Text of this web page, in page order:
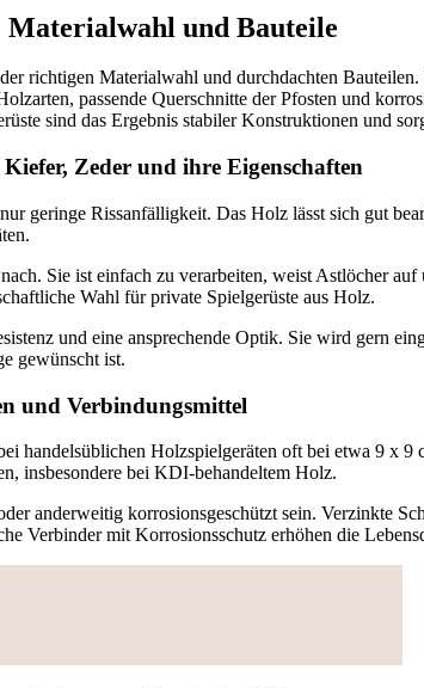
und Bauteile
richtigen Materialwahl und durchdachten
passende Querschnitte der Pfosten und
sind das Ergebnis stabiler Konstruktionen und
Zeder und ihre Eigenschaften
geringe Rissanfälligkeit. Das Holz lässt sich gut
Sie ist einfach zu verarbeiten, weist Astlöcher auf
Wahl für private Spielgerüste aus Holz.
und eine ansprechende Optik. Sie wird gern
gewünscht ist.
und Verbindungsmittel
handelsüblichen Holzspielgeräten oft bei etwa 9 x 9
insbesondere bei KDI-behandeltem Holz.
anderweitig korrosionsgeschützt sein. Verzinkte
Verbinder mit Korrosionsschutz erhöhen die